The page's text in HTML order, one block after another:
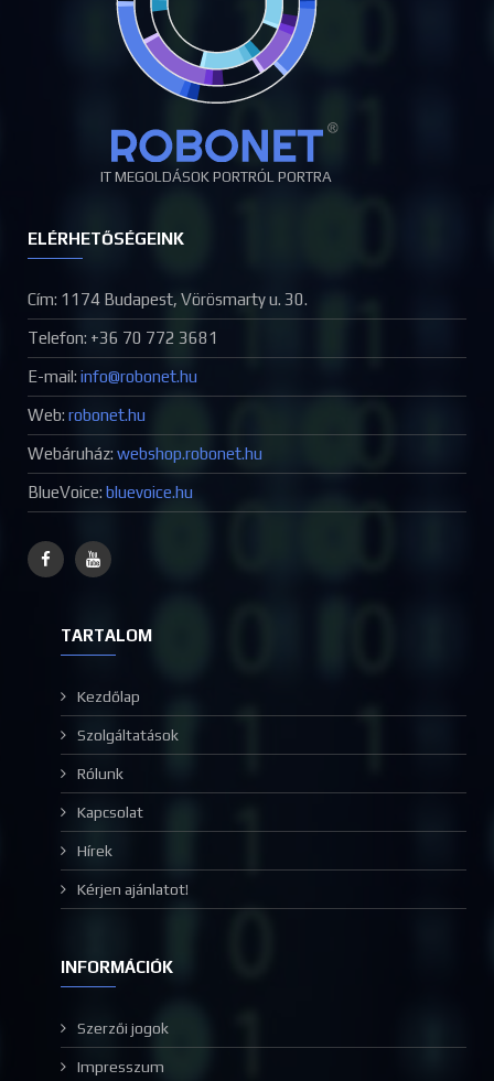
IT MEGOLDÁSOK PORTRÓL PORTRA
ELÉRHETŐSÉGEINK
Cím: 1174 Budapest, Vörösmarty u. 30.
Telefon: +36 70 772 3681
E-mail:
Web: robonet.hu
Webáruház: webshop.robonet.hu
BlueVoice: bluevoice.hu
TARTALOM
Kezdőlap
Szolgáltatások
Rólunk
Kapcsolat
Hírek
Kérjen ajánlatot!
INFORMÁCIÓK
Szerzői jogok
Impresszum